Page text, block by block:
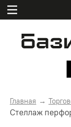
Главная
Стеллаж